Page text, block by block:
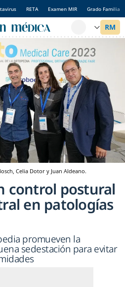
RETA Examen MIR Grado Familia
Celia Dotor y Juan Aldeano.
control postural
en patologías
promueven la
sedestación para evitar